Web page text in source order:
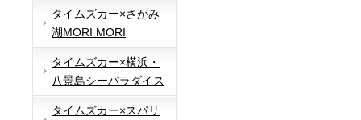
タイムズカー×さがみ
湖MORI MORI
タイムズカー×横浜・
八景島シーパラダイス
タイムズカー×スパリ